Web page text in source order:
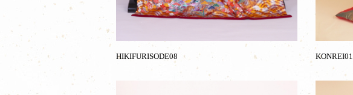
HIKIFURISODE08 KONREI01